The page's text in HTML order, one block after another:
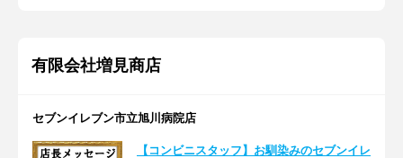
有限会社増見商店
セブンイレブン市立旭川病院店
【コンビニスタッフ】お馴染みのセブンイレ